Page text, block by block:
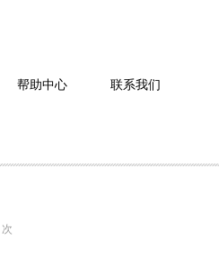
帮助中心 联系我们
次